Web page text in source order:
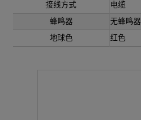
接线方式
电缆
蜂鸣器
无蜂鸣器
地球色
红色